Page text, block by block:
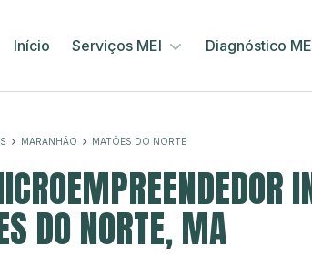
Início Serviços MEI Diagnóstico
MARANHÃO MATÕES DO NORTE
DO NORTE, MA